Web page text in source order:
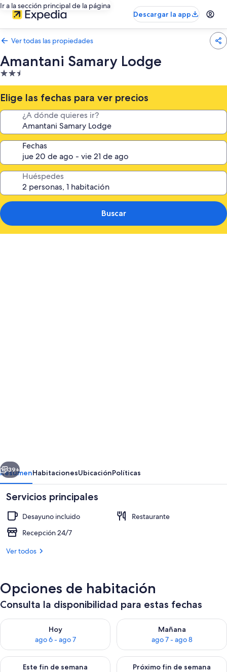
Ir a la sección principal de la página
Descargar la app
Ver todas las propiedades
Amantani Samary Lodge
Propiedad
de
2.5
estrellas
Elige las fechas para ver precios
¿A dónde quieres ir?
Fechas
Huéspedes
Buscar
Siguiente
39+
ResumenHabitacionesUbicaciónPolíticas
Servicios principales
Desayuno incluido
Restaurante
Recepción 24/7
Ver todos
Opciones de habitación
Consulta la disponibilidad para estas fechas
Hoy
ago 6 - ago 7
Consulta la disponibilidad para hoy ago 6 - ago 7
Mañana
ago 7 - ago 8
Consulta la disponibilidad
Este fin de semana
Consulta la disponibilidad para este fin de semana ago 7 -
Próximo fin de semana
Consulta la disponibilidad